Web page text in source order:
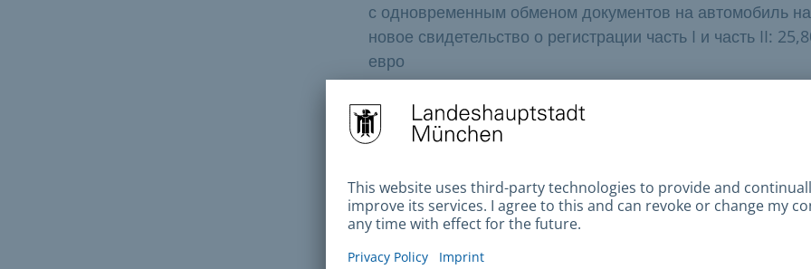
с одновременным обменом документов на автомобиль на
новое свидетельство о регистрации часть I и часть II:
евро
Доступные способы оплаты